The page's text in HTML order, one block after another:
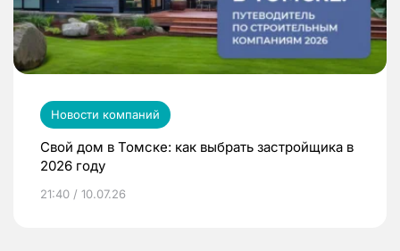
Новости компаний
Свой дом в Томске: как выбрать застройщика в
2026 году
21:40 / 10.07.26